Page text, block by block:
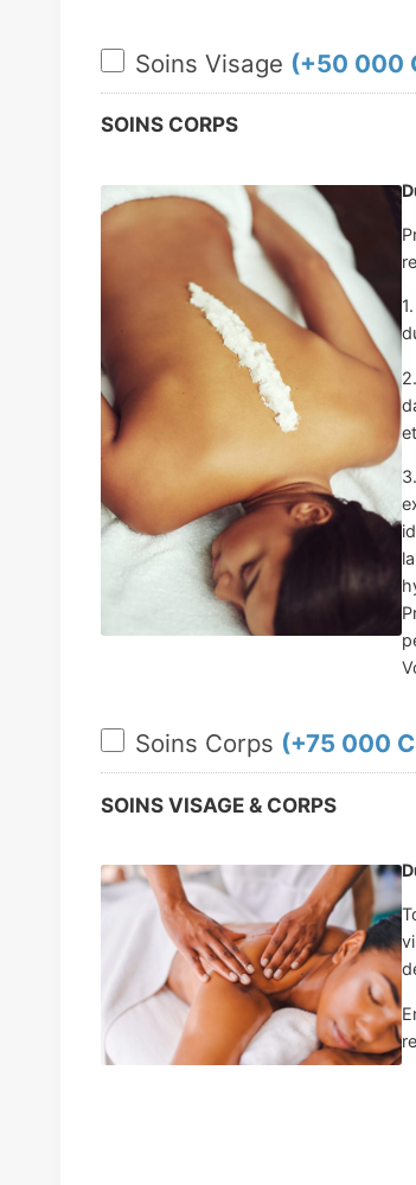
Soins Visage (+50 000
SOINS CORPS
1.
2.
3.
Soins Corps (+75 000
SOINS VISAGE & CORPS